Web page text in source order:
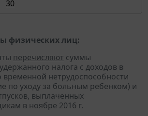
30
физических лиц:
перечисляют суммы
налога с доходов в
временной нетрудоспособности
по уходу за больным ребенком) и
выплаченных
в ноябре 2016 г.